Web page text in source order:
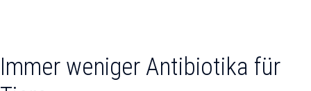
Immer weniger Antibiotika für